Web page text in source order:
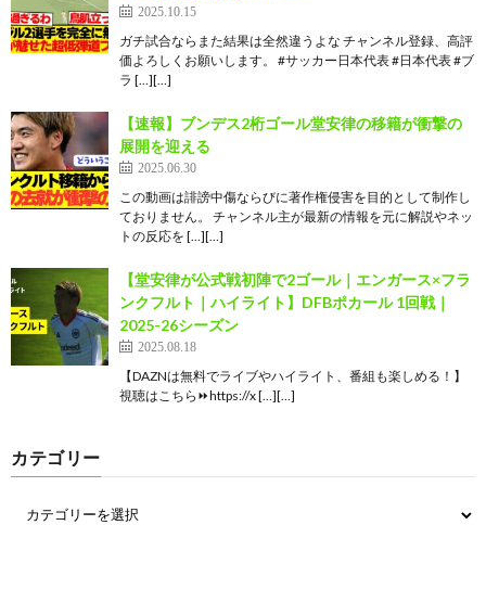
2025.10.15
ガチ試合ならまた結果は全然違うよな チャンネル登録、高評
価よろしくお願いします。 #サッカー日本代表 #日本代表 #ブ
ラ […][…]
【速報】ブンデス2桁ゴール堂安律の移籍が衝撃の
展開を迎える
2025.06.30
この動画は誹謗中傷ならびに著作権侵害を目的として制作し
ておりません。 チャンネル主が最新の情報を元に解説やネッ
トの反応を […][…]
【堂安律が公式戦初陣で2ゴール｜エンガース×フラ
ンクフルト｜ハイライト】DFBポカール 1回戦｜
2025-26シーズン
2025.08.18
【DAZNは無料でライブやハイライト、番組も楽しめる！】
視聴はこちら⏩️https://x […][…]
カテゴリー